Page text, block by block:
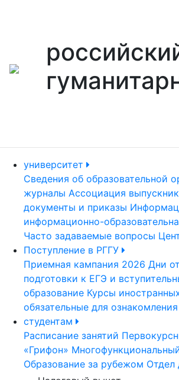
университет
Сведения об образовательной
журналы Ассоциация
документы и приказы
информационно-
Часто задаваемые вопросы
Поступление в РГГУ
Приемная кампания 2026 Дни
подготовки к ЕГЭ и
образование Курсы
обязательные для ознакомления
студентам
Расписание занятий
«Грифон»
Образование за рубежом Отдел